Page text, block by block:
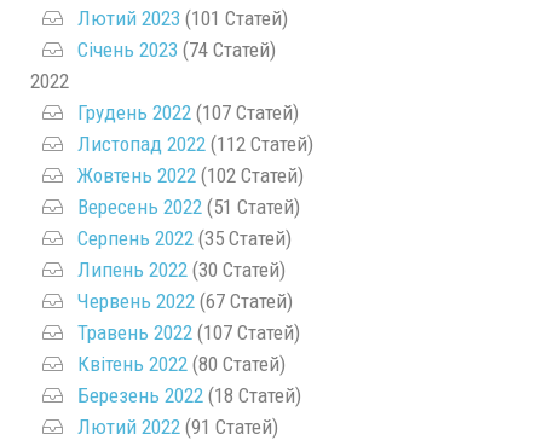
Лютий 2023 (101 Статей)
Січень 2023 (74 Статей)
2022
Грудень 2022 (107 Статей)
Листопад 2022 (112 Статей)
Жовтень 2022 (102 Статей)
Вересень 2022 (51 Статей)
Серпень 2022 (35 Статей)
Липень 2022 (30 Статей)
Червень 2022 (67 Статей)
Травень 2022 (107 Статей)
Квітень 2022 (80 Статей)
Березень 2022 (18 Статей)
Лютий 2022 (91 Статей)